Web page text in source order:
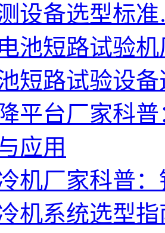
设备选型标
池短路试验
短路试验设
平台厂家科
应用
机厂家科普
机系统选型